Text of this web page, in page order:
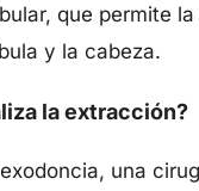
que permite
y la cabeza.
la extracción?
una